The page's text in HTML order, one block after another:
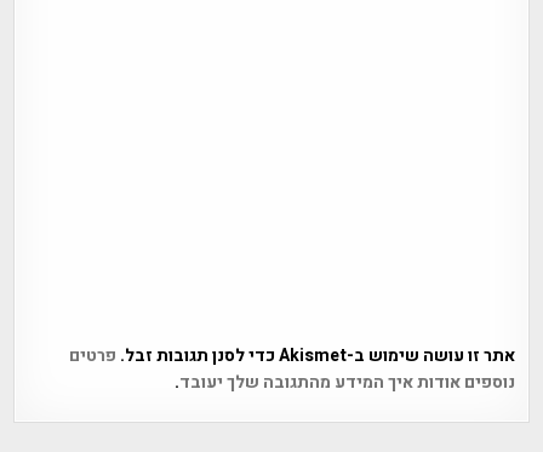
אתר זו עושה שימוש ב-Akismet כדי לסנן תגובות זבל.
פרטים
נוספים אודות איך המידע מהתגובה שלך יעובד.